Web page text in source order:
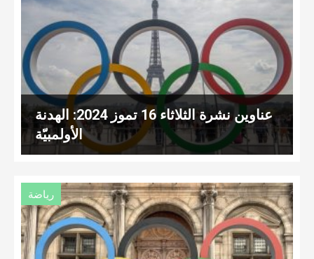
عناوين نشرة الثلاثاء 16 تموز 2024: الهدنة
الأولمبيّة
رياضة